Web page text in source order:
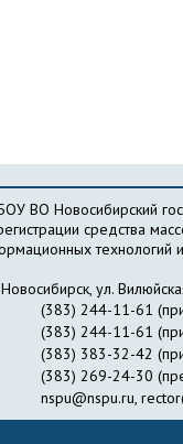
ВО Новосибирский
средства
технологий
ул.
(383) 244-11-61
(383) 244-11-61
(383) 383-32-42
(383) 269-24-30
nspu@nspu.ru,